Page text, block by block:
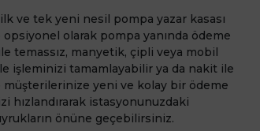
ve tek yeni nesil pompa yazar kasası
olarak pompa yanında ödeme
temassız, manyetik, çipli veya mobil
işleminizi tamamlayabilir ya da nakit ile
müşterilerinize yeni ve kolay bir ödeme
hızlandırarak istasyonunuzdaki
önüne geçebilirsiniz.